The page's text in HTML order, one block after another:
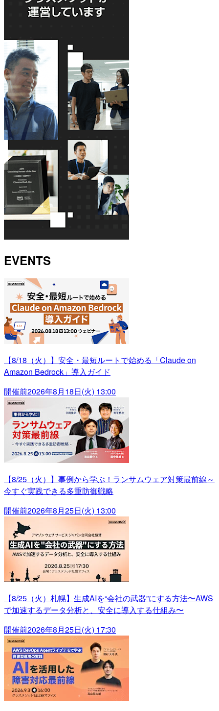
EVENTS
【8/18（火）】安全・最短ルートで始める「Claude on
Amazon Bedrock」導入ガイド
開催前2026年8月18日(火) 13:00
【8/25（火）】事例から学ぶ！ランサムウェア対策最前線～
今すぐ実践できる多重防御戦略
開催前2026年8月25日(火) 13:00
【8/25（火）札幌】生成AIを“会社の武器”にする方法〜AWS
で加速するデータ分析と、安全に導入する仕組み〜
開催前2026年8月25日(火) 17:30